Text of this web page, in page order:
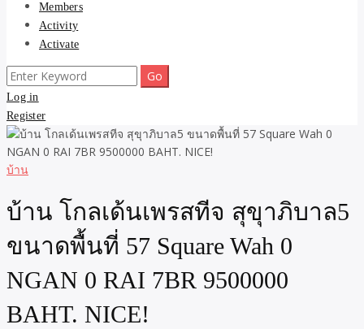
Members
Activity
Activate
Search
for:
Log in
Register
บ้าน
บ้าน โกลเด้นเพรสทีจ สุขุาภิบาล5
ขนาดพื้นที่ 57 Square Wah 0
NGAN 0 RAI 7BR 9500000
BAHT. NICE!